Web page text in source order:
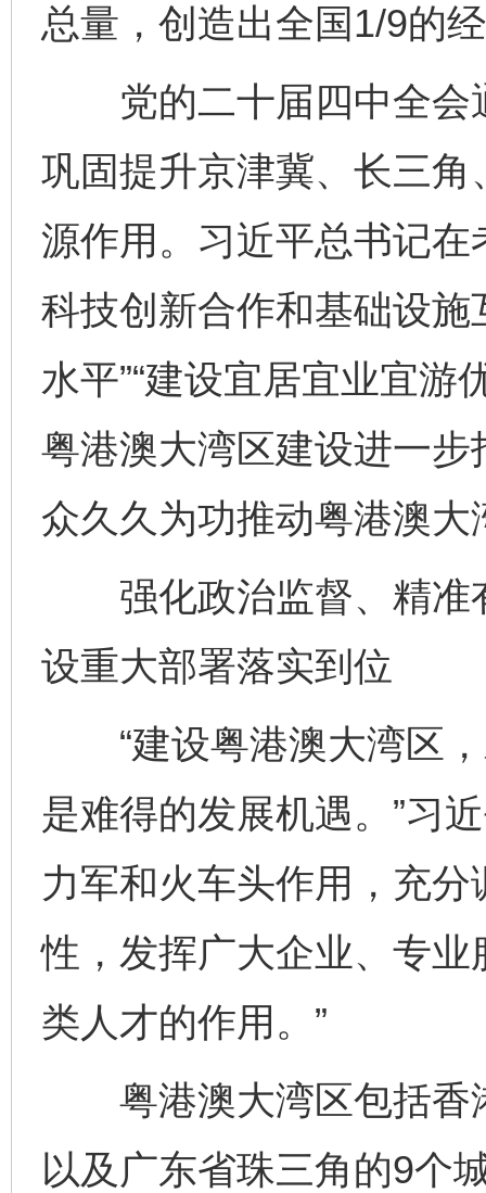
总量，创造出全国1/9的
党的二十届四中全会
巩固提升京津冀、长三
源作用。习近平总书记在
科技创新合作和基础设施
水平”“建设宜居宜业宜
粤港澳大湾区建设进一
众久久为功推动粤港澳大
强化政治监督、精准
设重大部署落实到位
“建设粤港澳大湾区，
是难得的发展机遇。”习
力军和火车头作用，充
性，发挥广大企业、专
类人才的作用。”
粤港澳大湾区包括香
以及广东省珠三角的9个